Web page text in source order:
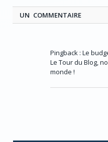
UN COMMENTAIRE
Pingback : Le
Le Tour du Blog,
monde !